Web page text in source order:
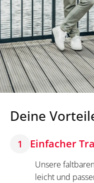
Deine
1 Einfacher
Unsere
leicht und